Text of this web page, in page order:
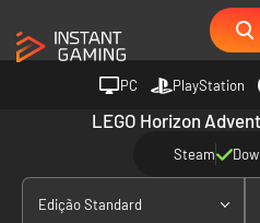
PC PlayStation
LEGO Horizon
Steam
Edição Standard